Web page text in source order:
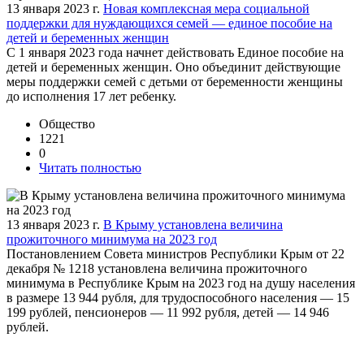
13 января 2023 г. Новая комплексная мера социальной
поддержки для нуждающихся семей — единое пособие на
детей и беременных женщин
С 1 января 2023 года начнет действовать Единое пособие на
детей и беременных женщин. Оно объединит действующие
меры поддержки семей с детьми от беременности женщины
до исполнения 17 лет ребенку.
Общество
1221
0
Читать полностью
13 января 2023 г. В Крыму установлена величина
прожиточного минимума на 2023 год
Постановлением Совета министров Республики Крым от 22
декабря № 1218 установлена величина прожиточного
минимума в Республике Крым на 2023 год на душу населения
в размере 13 944 рубля, для трудоспособного населения — 15
199 рублей, пенсионеров — 11 992 рубля, детей — 14 946
рублей.